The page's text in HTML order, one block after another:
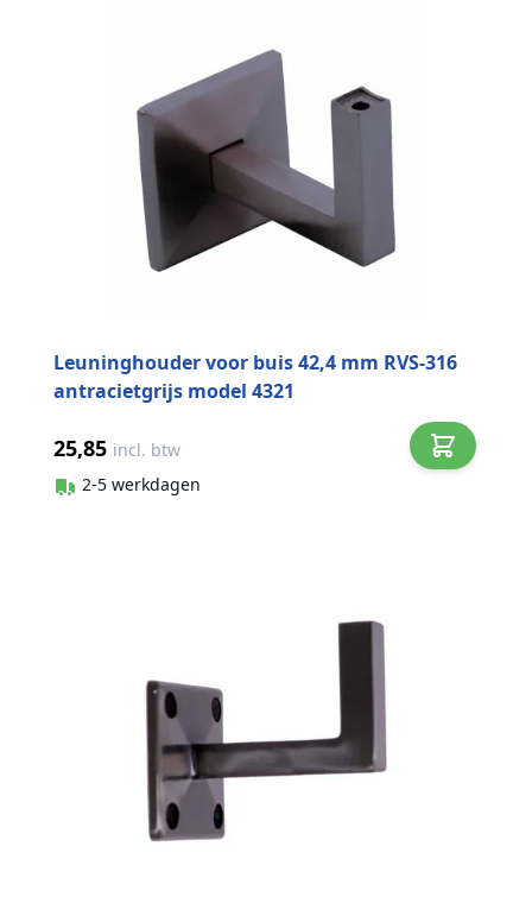
Leuninghouder voor buis 42,4 mm RVS-316
antracietgrijs model 4321
25,85 incl. btw
2-5 werkdagen